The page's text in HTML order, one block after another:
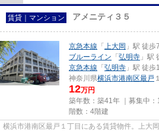
賃貸｜マンション アメニティ３５
京急本線 「 上大岡 」駅 徒歩
ブルーライン 「 弘明寺 」駅
京急本線 「 弘明寺 」駅 徒歩
神奈川県横浜市港南区最戸
12万円
築年数：築41年 ｜募集中：
階数：4階建
横浜市港南区最戸１丁目にある賃貸物件。上大